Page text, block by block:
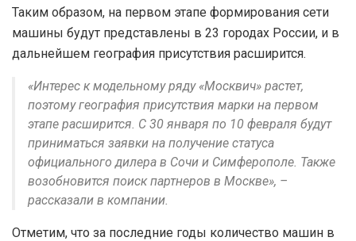
Таким образом, на первом этапе формирования сети
машины будут представлены в 23 городах России, и в
дальнейшем география присутствия расширится.
«Интерес к модельному ряду «Москвич» растет,
поэтому география присутствия марки на первом
этапе расширится. С 30 января по 10 февраля будут
приниматься заявки на получение статуса
официального дилера в Сочи и Симферополе. Также
возобновится поиск партнеров в Москве», –
рассказали в компании.
Отметим, что за последние годы количество машин в